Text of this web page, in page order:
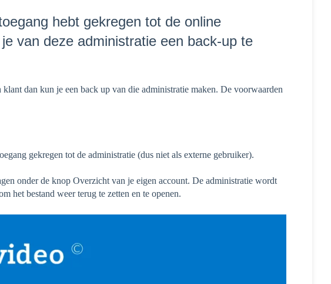
hebt gekregen tot de online
van deze administratie een back-up te
dan kun je een back up van die administratie maken. De voorwaarden
gekregen tot de administratie (dus niet als externe gebruiker).
onder de knop Overzicht van je eigen account. De administratie wordt
het bestand weer terug te zetten en te openen.